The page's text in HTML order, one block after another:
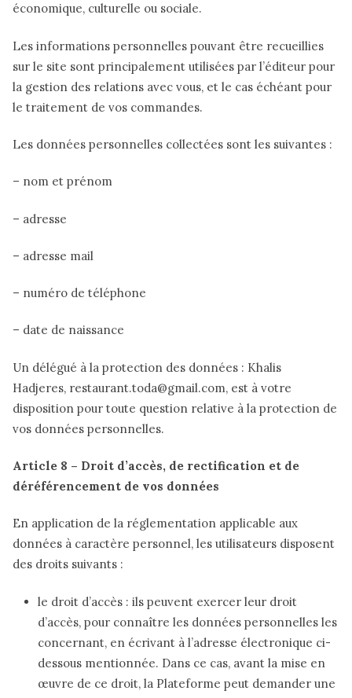
économique, culturelle ou sociale.
Les informations personnelles pouvant être recueillies
sur le site sont principalement utilisées par l’éditeur pour
la gestion des relations avec vous, et le cas échéant pour
le traitement de vos commandes.
Les données personnelles collectées sont les suivantes :
– nom et prénom
– adresse
– adresse mail
– numéro de téléphone
– date de naissance
Un délégué à la protection des données : Khalis
Hadjeres, restaurant.toda@gmail.com, est à votre
disposition pour toute question relative à la protection de
vos données personnelles.
Article 8 – Droit d’accès, de rectification et de
déréférencement de vos données
En application de la réglementation applicable aux
données à caractère personnel, les utilisateurs disposent
des droits suivants :
le droit d’accès : ils peuvent exercer leur droit
d’accès, pour connaître les données personnelles les
concernant, en écrivant à l’adresse électronique ci-
dessous mentionnée. Dans ce cas, avant la mise en
œuvre de ce droit, la Plateforme peut demander une